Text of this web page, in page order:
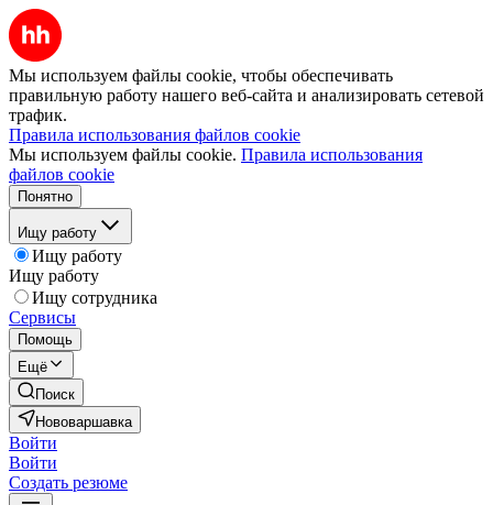
Мы используем файлы cookie, чтобы обеспечивать
правильную работу нашего веб-сайта и анализировать сетевой
трафик.
Правила использования файлов cookie
Мы используем файлы cookie. Правила использования
файлов cookie
Понятно
Ищу работу
Ищу работу
Ищу работу
Ищу сотрудника
Сервисы
Помощь
Ещё
Поиск
Нововаршавка
Войти
Войти
Создать резюме